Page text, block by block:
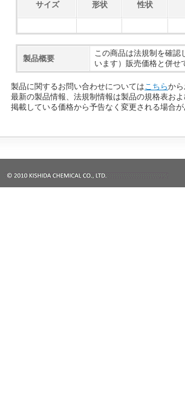
サイズ 形状 性状
製品概要
この商品は法規制を確
います）販売価格と併せ
製品に関するお問い合わせについてはこちらか
最新の製品情報、法規制情報は製品の規格表お
掲載している価格から予告なく変更される場合